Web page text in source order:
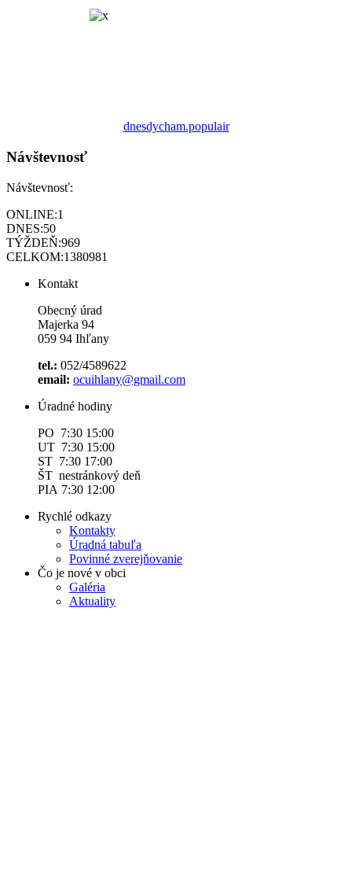
dnesdycham.populair
Návštevnosť
Návštevnosť:
ONLINE:1
DNES:50
TÝŽDEŇ:969
CELKOM:1380981
Kontakt
Obecný úrad
Majerka 94
059 94 Ihľany
tel.: 052/4589622
email: ocuihlany@gmail.com
Úradné hodiny
PO 7:30 15:00
UT 7:30 15:00
ST 7:30 17:00
ŠT nestránkový deň
PIA 7:30 12:00
Rychlé odkazy
Kontakty
Úradná tabuľa
Povinné zverejňovanie
Čo je nové v obci
Galéria
Aktuality